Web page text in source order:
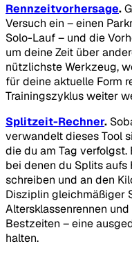
Rennzeitvorhersage.
Versuch ein – einen
Solo-Lauf – und die
um deine Zeit über
nützlichste Werkzeug,
für deine aktuelle Form
Trainingszyklus weiter
Splitzeit-Rechner.
verwandelt dieses Tool
die du am Tag
bei denen du Splits
schreiben und an den
Disziplin gleichmäßiger
Altersklassenrennen
Bestzeiten – eine
halten.